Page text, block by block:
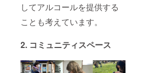
してアルコールを提供する
ことも考えています。
2. コミュニティスペース